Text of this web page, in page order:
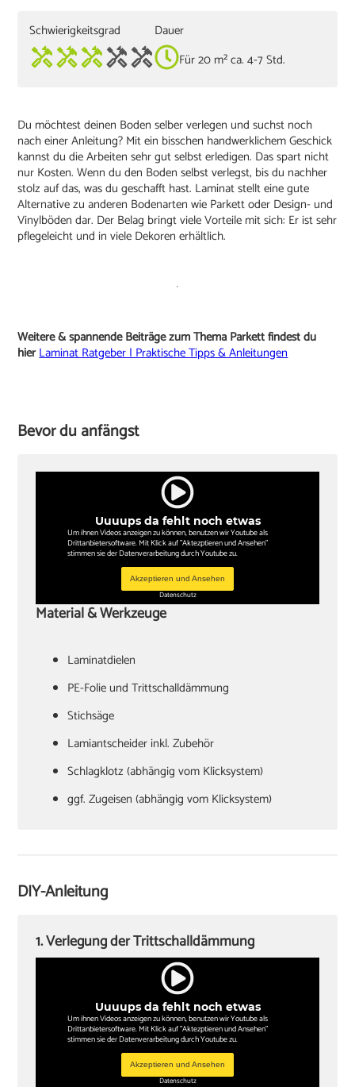
Schwierigkeitsgrad
Dauer
Für 20 m² ca. 4-7 Std.
Du möchtest deinen Boden selber verlegen und suchst noch
nach einer Anleitung? Mit ein bisschen handwerklichem Geschick
kannst du die Arbeiten sehr gut selbst erledigen. Das spart nicht
nur Kosten. Wenn du den Boden selbst verlegst, bis du nachher
stolz auf das, was du geschafft hast. Laminat stellt eine gute
Alternative zu anderen Bodenarten wie Parkett oder Design- und
Vinylböden dar. Der Belag bringt viele Vorteile mit sich: Er ist sehr
pflegeleicht und in viele Dekoren erhältlich.
Weitere & spannende Beiträge zum Thema Parkett findest du
hierLaminat Ratgeber | Praktische Tipps & Anleitungen
Bevor du anfängst
Uuuups da fehlt noch etwas
Um ihnen Videos anzeigen zu können, benutzen wir Youtube als
Drittanbietersoftware. Mit Klick auf "Aktezptieren und Ansehen"
stimmen sie der Datenverarbeitung durch Youtube zu.
Akzeptieren und Ansehen
Datenschutz
Material & Werkzeuge
Laminatdielen
PE-Folie und Trittschalldämmung
Stichsäge
Lamiantscheider inkl. Zubehör
Schlagklotz (abhängig vom Klicksystem)
ggf. Zugeisen (abhängig vom Klicksystem)
Cuttermesser
Zollstock
DIY-Anleitung
Uuuups da fehlt noch etwas
Um ihnen Videos anzeigen zu können, benutzen wir Youtube als
Drittanbietersoftware. Mit Klick auf "Aktezptieren und Ansehen"
stimmen sie der Datenverarbeitung durch Youtube zu.
Akzeptieren und Ansehen
Datenschutz
1. Verlegung der Trittschalldämmung